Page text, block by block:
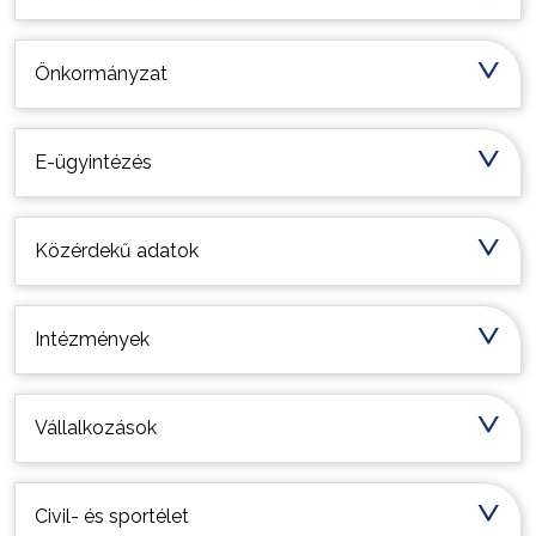
Önkormányzat
E-ügyintézés
Közérdekű adatok
Intézmények
Vállalkozások
Civil- és sportélet